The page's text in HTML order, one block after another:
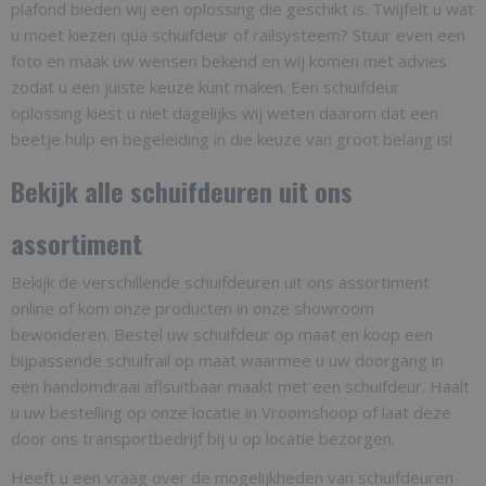
plafond bieden wij een oplossing die geschikt is. Twijfelt u wat
u moet kiezen qua schuifdeur of railsysteem? Stuur even een
foto en maak uw wensen bekend en wij komen met advies
zodat u een juiste keuze kunt maken. Een schuifdeur
oplossing kiest u niet dagelijks wij weten daarom dat een
beetje hulp en begeleiding in die keuze van groot belang is!
Bekijk alle schuifdeuren uit ons
assortiment
Bekijk de verschillende schuifdeuren uit ons assortiment
online of kom onze producten in onze showroom
bewonderen. Bestel uw schuifdeur op maat en koop een
bijpassende schuifrail op maat waarmee u uw doorgang in
een handomdraai aflsuitbaar maakt met een schuifdeur. Haalt
u uw bestelling op onze locatie in Vroomshoop of laat deze
door ons transportbedrijf bij u op locatie bezorgen.
Heeft u een vraag over de mogelijkheden van schuifdeuren